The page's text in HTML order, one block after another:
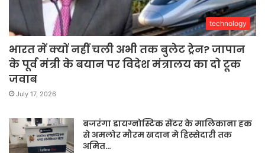
technology
भारत में क्यों नहीं चली अभी तक बुलेट ट्रेन? जापान
के पूर्व मंत्री के बयान पर विदेश मंत्रालय का दो टूक
जवाब
July 17, 2026
बजरंगा डायग्नोस्टिक सेंटर के मालिकाना हक
से अमलोर मौरम खदान मे हिस्सेदारी तक
अमित…